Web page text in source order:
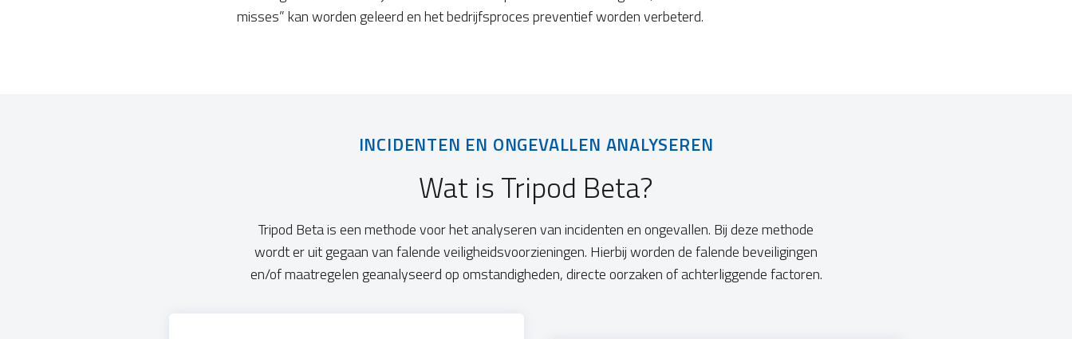
misses” kan worden geleerd en het bedrijfsproces preventief worden verbeterd.
INCIDENTEN EN ONGEVALLEN ANALYSEREN
Wat is Tripod Beta?
Tripod Beta is een methode voor het analyseren van incidenten en ongevallen. Bij deze methode
wordt er uit gegaan van falende veiligheidsvoorzieningen. Hierbij worden de falende beveiligingen
en/of maatregelen geanalyseerd op omstandigheden, directe oorzaken of achterliggende factoren.